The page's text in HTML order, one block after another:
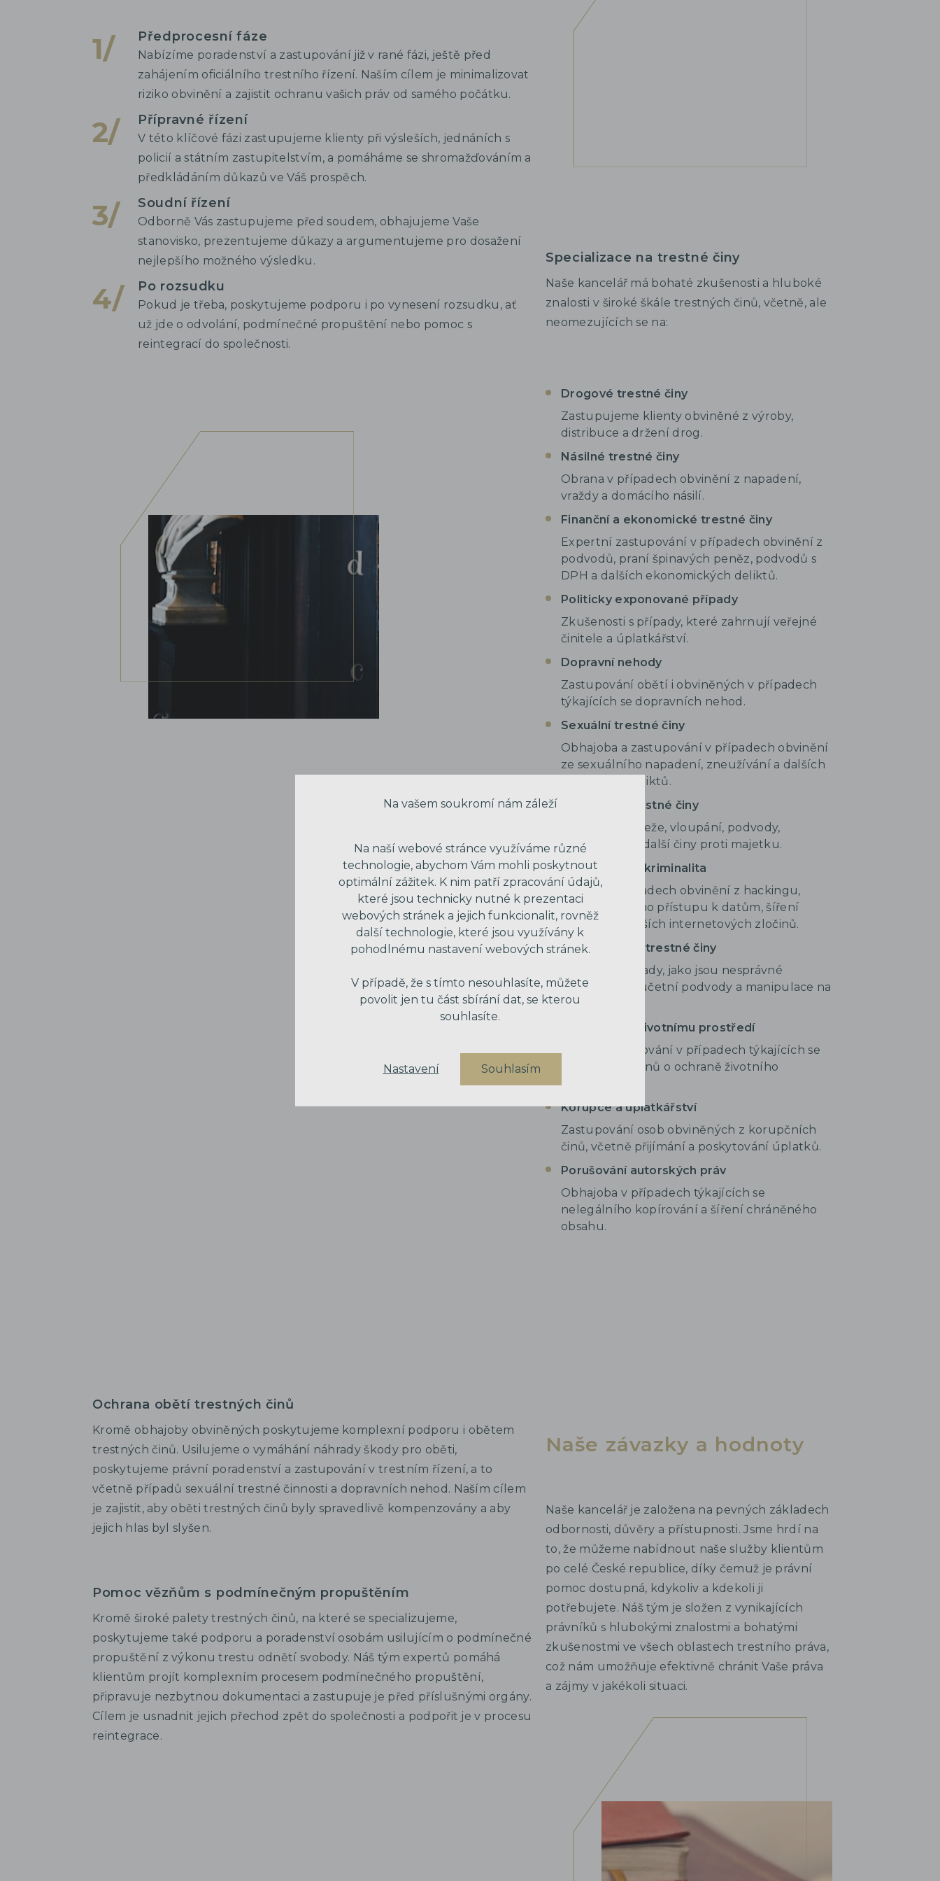
Předprocesní fáze
Nabízíme poradenství a zastupování již v rané fázi, ještě před
zahájením oficiálního trestního řízení. Naším cílem je minimalizovat
riziko obvinění a zajistit ochranu vašich práv od samého počátku.
Přípravné řízení
V této klíčové fázi zastupujeme klienty při výsleších, jednáních s
policií a státním zastupitelstvím, a pomáháme se shromažďováním a
předkládáním důkazů ve Váš prospěch.
Soudní řízení
Odborně Vás zastupujeme před soudem, obhajujeme Vaše
stanovisko, prezentujeme důkazy a argumentujeme pro dosažení
nejlepšího možného výsledku.
Po rozsudku
Pokud je třeba, poskytujeme podporu i po vynesení rozsudku, ať
už jde o odvolání, podmínečné propuštění nebo pomoc s
reintegrací do společnosti.
Specializace na trestné činy
Naše kancelář má bohaté zkušenosti a hluboké
znalosti v široké škále trestných činů, včetně, ale
neomezujících se na:
Drogové trestné činy
Zastupujeme klienty obviněné z výroby,
distribuce a držení drog.
Násilné trestné činy
Obrana v případech obvinění z napadení,
vraždy a domácího násilí.
Finanční a ekonomické trestné činy
Expertní zastupování v případech obvinění z
podvodů, praní špinavých peněz, podvodů s
DPH a dalších ekonomických deliktů.
Politicky exponované případy
Zkušenosti s případy, které zahrnují veřejné
činitele a úplatkářství.
Dopravní nehody
Zastupování obětí i obviněných v případech
týkajících se dopravních nehod.
Sexuální trestné činy
Obhajoba a zastupování v případech obvinění
ze sexuálního napadení, zneužívání a dalších
sexuálních deliktů.
Majetkové trestné činy
Zahrnuje krádeže, vloupání, podvody,
zpronevěru a další činy proti majetku.
Kybernetická kriminalita
Obrana v případech obvinění z hackingu,
neoprávněného přístupu k datům, šíření
malware a dalších internetových zločinů.
Hospodářské trestné činy
Zahrnuje případy, jako jsou nesprávné
hospodaření, účetní podvody a manipulace na
trhu.
Delikty proti životnímu prostředí
Právní zastupování v případech týkajících se
porušení zákonů o ochraně životního
prostředí.
Korupce a úplatkářství
Zastupování osob obviněných z korupčních
činů, včetně přijímání a poskytování úplatků.
Porušování autorských práv
Obhajoba v případech týkajících se
nelegálního kopírování a šíření chráněného
obsahu.
Ochrana obětí trestných činů
Kromě obhajoby obviněných poskytujeme komplexní podporu i obětem
trestných činů. Usilujeme o vymáhání náhrady škody pro oběti,
poskytujeme právní poradenství a zastupování v trestním řízení, a to
včetně případů sexuální trestné činnosti a dopravních nehod. Naším cílem
je zajistit, aby oběti trestných činů byly spravedlivě kompenzovány a aby
jejich hlas byl slyšen.
Pomoc vězňům s podmínečným propuštěním
Kromě široké palety trestných činů, na které se specializujeme,
poskytujeme také podporu a poradenství osobám usilujícím o podmínečné
propuštění z výkonu trestu odnětí svobody. Náš tým expertů pomáhá
klientům projít komplexním procesem podmínečného propuštění,
připravuje nezbytnou dokumentaci a zastupuje je před příslušnými orgány.
Cílem je usnadnit jejich přechod zpět do společnosti a podpořit je v procesu
reintegrace.
Naše závazky a hodnoty
Naše kancelář je založena na pevných základech
odbornosti, důvěry a přístupnosti. Jsme hrdí na
to, že můžeme nabídnout naše služby klientům
po celé České republice, díky čemuž je právní
pomoc dostupná, kdykoliv a kdekoli ji
potřebujete. Náš tým je složen z vynikajících
právníků s hlubokými znalostmi a bohatými
zkušenostmi ve všech oblastech trestního práva,
což nám umožňuje efektivně chránit Vaše práva
a zájmy v jakékoli situaci.
Na vašem soukromí nám záleží
Na naší webové stránce využíváme různé
technologie, abychom Vám mohli poskytnout
optimální zážitek. K nim patří zpracování údajů,
které jsou technicky nutné k prezentaci
webových stránek a jejich funkcionalit, rovněž
další technologie, které jsou využívány k
pohodlnému nastavení webových stránek.
V případě, že s tímto nesouhlasíte, můžete
povolit jen tu část sbírání dat, se kterou
souhlasíte.
Nastavení Souhlasím